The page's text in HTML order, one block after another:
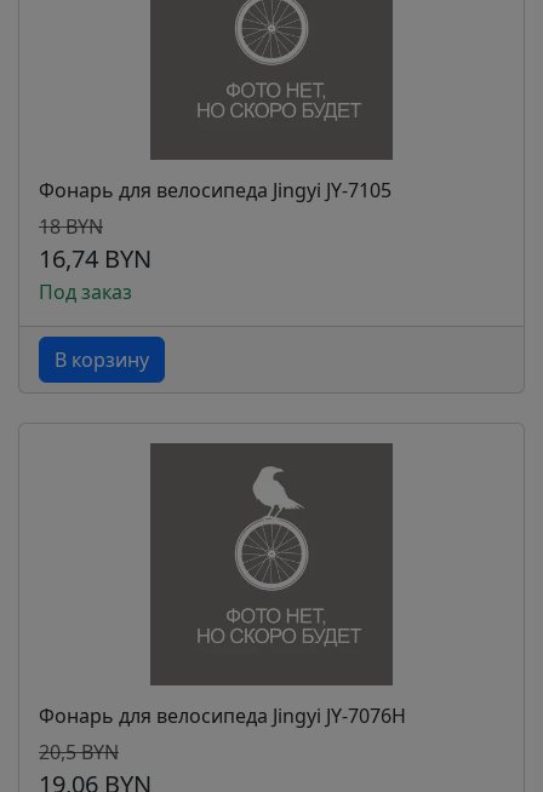
Фонарь для велосипеда Jingyi JY-7105
18 BYN
16,74 BYN
Под заказ
В корзину
Фонарь для велосипеда Jingyi JY-7076H
20,5 BYN
19,06 BYN